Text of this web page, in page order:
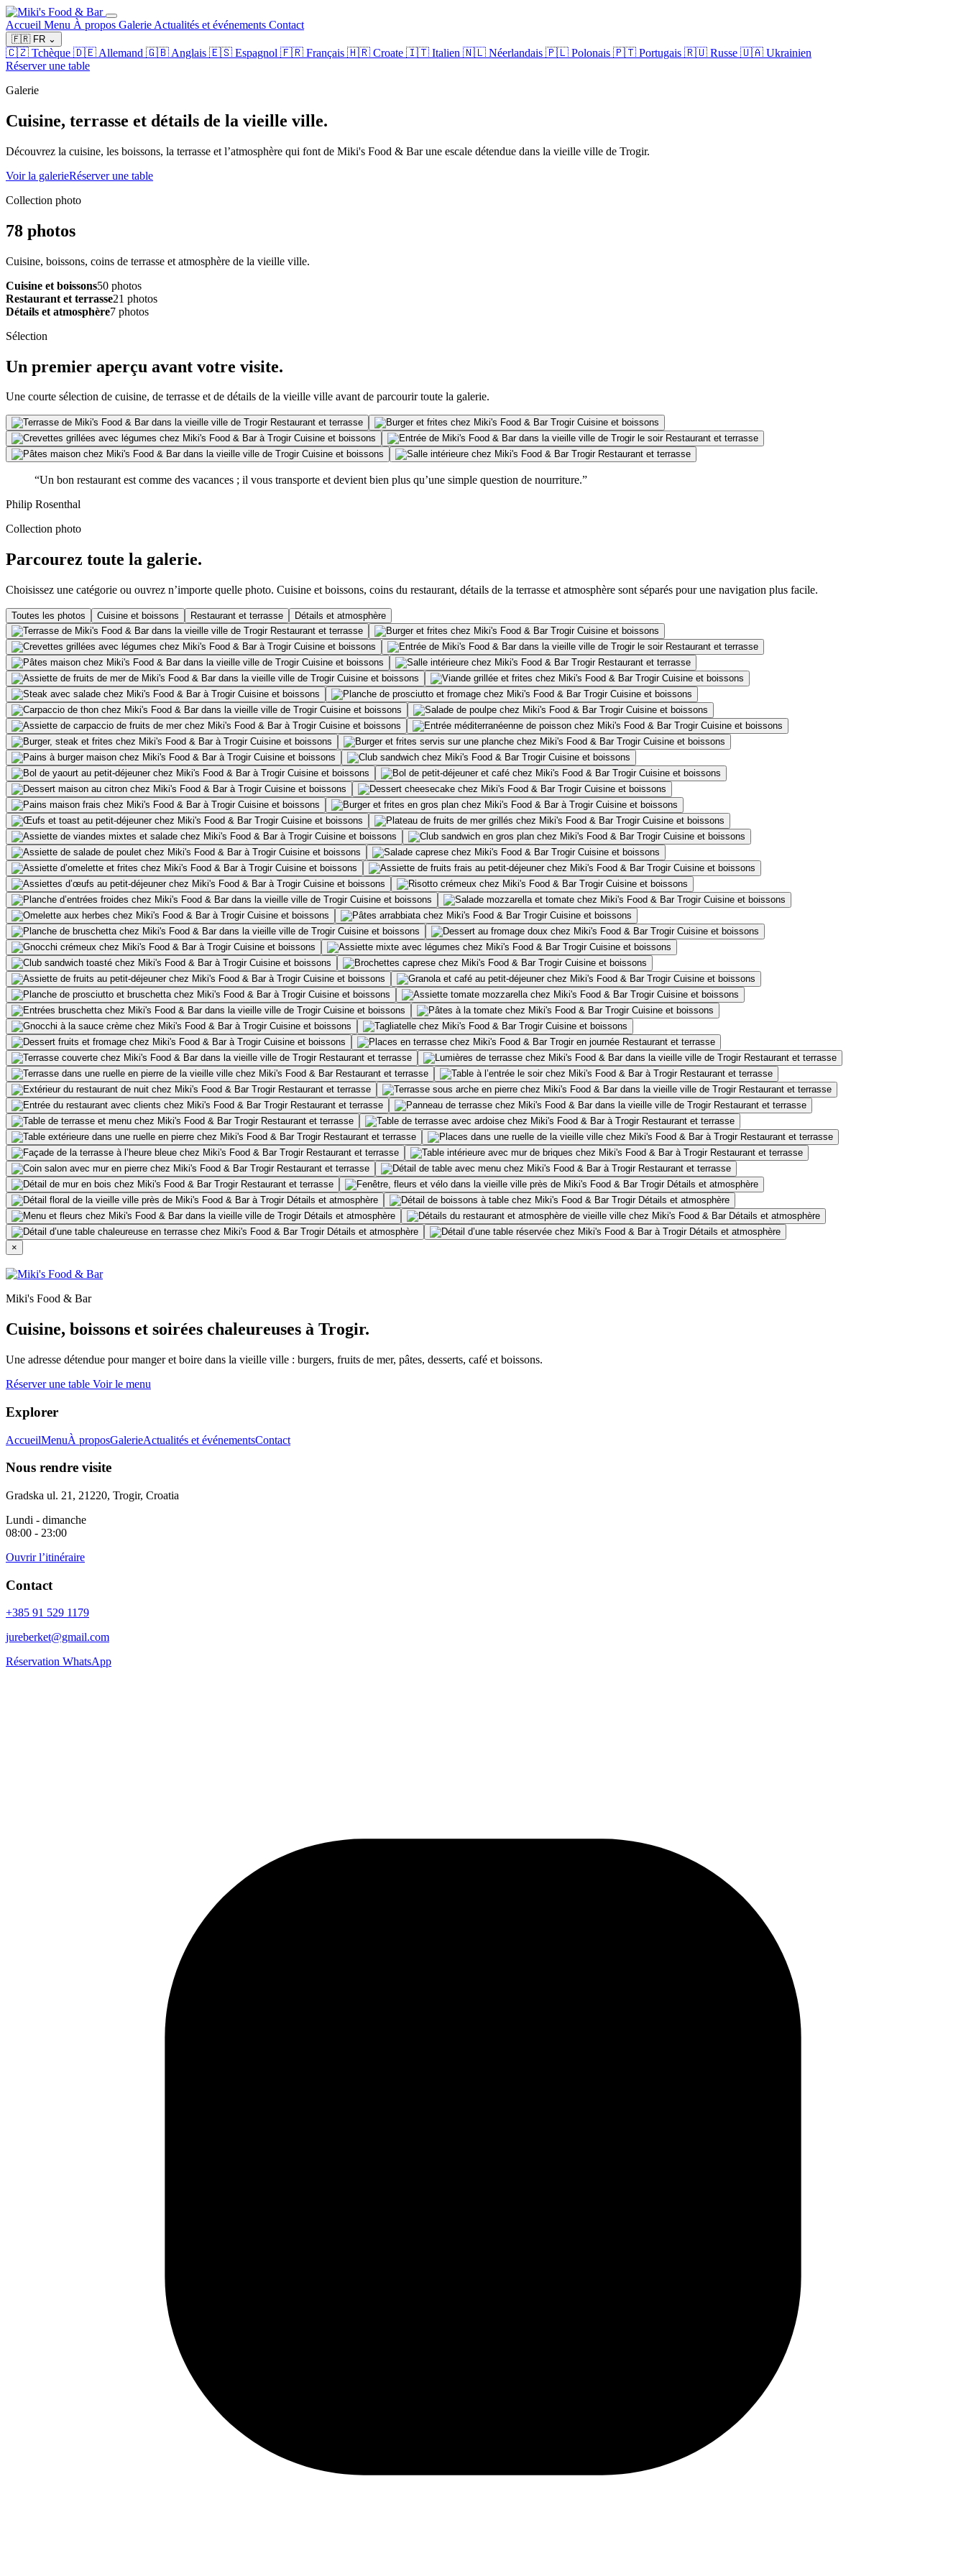
Accueil Menu À propos Galerie Actualités et événements Contact
🇫🇷 FR ⌄
🇨🇿 Tchèque 🇩🇪 Allemand 🇬🇧 Anglais 🇪🇸 Espagnol 🇫🇷 Français 🇭🇷 Croate 🇮🇹 Italien 🇳🇱 Néerlandais 🇵🇱 Polonais 🇵🇹 Portugais 🇷🇺 Russe 🇺🇦 Ukrainien
Réserver une table
Galerie
Cuisine, terrasse et détails de la vieille ville.
Découvrez la cuisine, les boissons, la terrasse et l’atmosphère qui font de Miki's Food & Bar une escale détendue dans la vieille ville de Trogir.
Voir la galerieRéserver une table
Collection photo
78 photos
Cuisine, boissons, coins de terrasse et atmosphère de la vieille ville.
Cuisine et boissons50 photos
Restaurant et terrasse21 photos
Détails et atmosphère7 photos
Sélection
Un premier aperçu avant votre visite.
Une courte sélection de cuisine, de terrasse et de détails de la vieille ville avant de parcourir toute la galerie.
Restaurant et terrasse
Cuisine et boissons
Cuisine et boissons
Restaurant et terrasse
Cuisine et boissons
Restaurant et terrasse
“Un bon restaurant est comme des vacances ; il vous transporte et devient bien plus qu’une simple question de nourriture.”
Philip Rosenthal
Collection photo
Parcourez toute la galerie.
Choisissez une catégorie ou ouvrez n’importe quelle photo. Cuisine et boissons, coins du restaurant, détails de la terrasse et atmosphère sont séparés pour une navigation plus facile.
Toutes les photos Cuisine et boissons Restaurant et terrasse
Détails et atmosphère
Restaurant et terrasse
Cuisine et boissons
Cuisine et boissons
Restaurant et terrasse
Cuisine et boissons
Restaurant et terrasse
Cuisine et boissons
Cuisine et boissons
Cuisine et boissons
Cuisine et boissons
Cuisine et boissons
Cuisine et boissons
Cuisine et boissons
Cuisine et boissons
Cuisine et boissons
Cuisine et boissons
Cuisine et boissons
Cuisine et boissons
Cuisine et boissons
Cuisine et boissons
Cuisine et boissons
Cuisine et boissons
Cuisine et boissons
Cuisine et boissons
Cuisine et boissons
Cuisine et boissons
Cuisine et boissons
Cuisine et boissons
Cuisine et boissons
Cuisine et boissons
Cuisine et boissons
Cuisine et boissons
Cuisine et boissons
Cuisine et boissons
Cuisine et boissons
Cuisine et boissons
Cuisine et boissons
Cuisine et boissons
Cuisine et boissons
Cuisine et boissons
Cuisine et boissons
Cuisine et boissons
Cuisine et boissons
Cuisine et boissons
Cuisine et boissons
Cuisine et boissons
Cuisine et boissons
Cuisine et boissons
Cuisine et boissons
Cuisine et boissons
Cuisine et boissons
Cuisine et boissons
Cuisine et boissons
Restaurant et terrasse
Restaurant et terrasse
Restaurant et terrasse
Restaurant et terrasse
Restaurant et terrasse
Restaurant et terrasse
Restaurant et terrasse
Restaurant et terrasse
Restaurant et terrasse
Restaurant et terrasse
Restaurant et terrasse
Restaurant et terrasse
Restaurant et terrasse
Restaurant et terrasse
Restaurant et terrasse
Restaurant et terrasse
Restaurant et terrasse
Restaurant et terrasse
Détails et atmosphère
Détails et atmosphère
Détails et atmosphère
Détails et atmosphère
Détails et atmosphère
Détails et atmosphère
Détails et atmosphère
×
Miki's Food & Bar
Cuisine, boissons et soirées chaleureuses à Trogir.
Une adresse détendue pour manger et boire dans la vieille ville : burgers, fruits de mer, pâtes, desserts, café et boissons.
Réserver une table Voir le menu
Explorer
AccueilMenuÀ proposGalerieActualités et événementsContact
Nous rendre visite
Gradska ul. 21, 21220, Trogir, Croatia
Lundi - dimanche
08:00 - 23:00
Ouvrir l’itinéraire
Contact
+385 91 529 1179
jureberket@gmail.com
Réservation WhatsApp